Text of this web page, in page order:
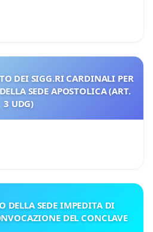
DEI SIGG.RI CARDINALI PER
SEDE APOSTOLICA (ART.
3 UDG)
DELLA SEDE IMPEDITA DI
DEL CONCLAVE